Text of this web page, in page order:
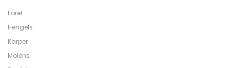
Forel
Hengels
Karper
Molens